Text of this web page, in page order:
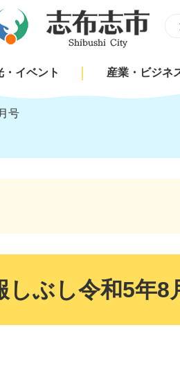
・イベント 産業・ビジネ
号
しぶし令和5年8